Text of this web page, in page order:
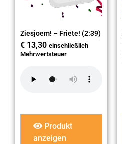
Ziesjoem! – Friete! (2:39)
€ 13,30 einschließlich
Mehrwertsteuer
Produkt
anzeigen